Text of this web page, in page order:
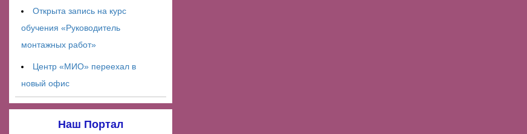
Открыта запись на курс
обучения «Руководитель
монтажных работ»
Центр «МИО» переехал в
новый офис
Наш Портал